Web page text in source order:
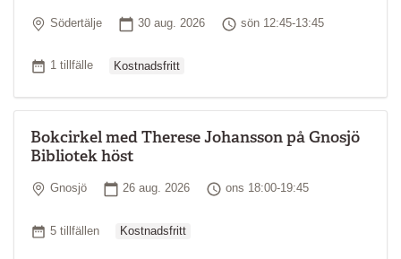
Plats
Södertälje Startdatum
30 aug. 2026 Tid
sön 12:45-13:45
Antal tillfällen
1 tillfälle Kostnadsfritt
Bokcirkel med Therese Johansson på Gnosjö
Bibliotek höst
Plats
Gnosjö Startdatum
26 aug. 2026 Tid
ons 18:00-19:45
Antal tillfällen
5 tillfällen Kostnadsfritt